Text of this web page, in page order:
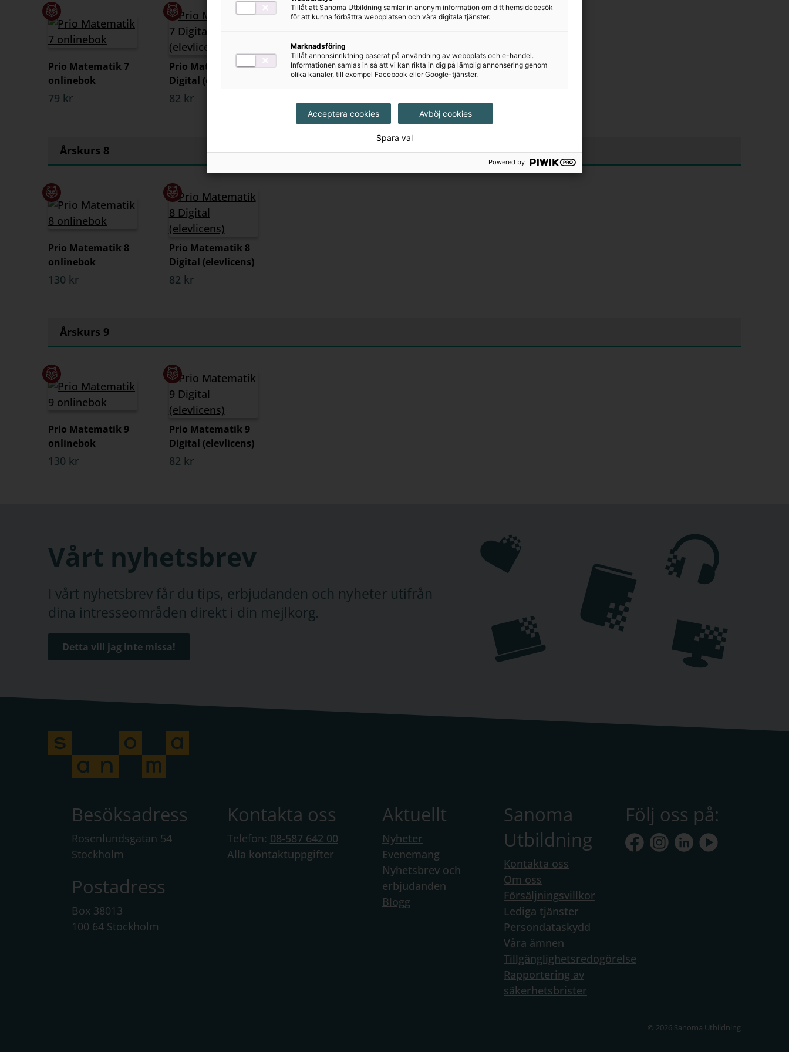
Prio Matematik 7
onlinebok
79 kr
Prio Matematik 7
Digital (elevlicens)
82 kr
Årskurs 8
Prio Matematik 8
onlinebok
130 kr
Prio Matematik 8
Digital (elevlicens)
82 kr
Årskurs 9
Prio Matematik 9
onlinebok
130 kr
Prio Matematik 9
Digital (elevlicens)
82 kr
Vårt nyhetsbrev
I vårt nyhetsbrev får du tips, erbjudanden och nyheter utifrån
dina intresseområden direkt i din mejlkorg.
Detta vill jag inte missa!
Besöksadress
Rosenlundsgatan 54
Stockholm
Postadress
Box 38013
100 64 Stockholm
Kontakta oss
Telefon: 08-587 642 00
Alla kontaktuppgifter
Aktuellt
Nyheter
Evenemang
Nyhetsbrev och
erbjudanden
Blogg
Sanoma
Utbildning
Kontakta oss
Om oss
Försäljningsvillkor
Lediga tjänster
Persondataskydd
Våra ämnen
Tillgänglighetsredogörelse
Rapportering av
säkerhetsbrister
Följ oss på:
© 2026 Sanoma Utbildning
Tillåt att Sanoma Utbildning samlar in anonym information om ditt hemsidebesök
för att kunna förbättra webbplatsen och våra digitala tjänster.
Marknadsföring
Tillåt annonsinriktning baserat på användning av webbplats och e-handel.
Informationen samlas in så att vi kan rikta in dig på lämplig annonsering genom
olika kanaler, till exempel Facebook eller Google-tjänster.
Acceptera cookies Avböj cookies
Spara val
Powered by